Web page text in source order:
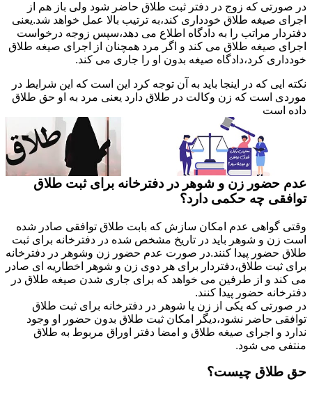
در صورتی که زوج در دفتر ثبت طلاق حاضر شود ولی باز هم از
اجرای صیغه طلاق خودداری کند،به ترتیب بالا عمل خواهد شد.یعنی
دفتردار مراتب را به دادگاه اطلاع می دهد،سپس زوجه درخواست
اجرای صیغه طلاق می کند و اگر مرد همچنان از اجرای صیغه طلاق
خودداری کرد،دادگاه صیغه بدون او را جاری می کند.
نکته ایی که در اینجا باید به آن توجه کرد این است که این شرایط در
موردی است که زن وکالت در طلاق دارد یعنی مرد به او حق طلاق
داده است
عدم حضور زن و شوهر در دفترخانه برای ثبت طلاق
توافقی چه حکمی دارد؟
وقتی گواهی عدم امکان سازش که بابت طلاق توافقی صادر شده
است زن و شوهر باید در تاریخ مشخص شده در دفترخانه برای ثبت
طلاق حضور پیدا کنند.در صورت عدم حضور زن وشوهر در دفترخانه
برای ثبت طلاق،دفتردار برای هر دوی زن و شوهر اخطاریه ای صادر
می کند و از طرفین می خواهد که برای جاری شدن صیغه طلاق در
دفترخانه حضور پیدا کنند.
در صورتی که یکی از زن یا شوهر در دفترخانه برای ثبت طلاق
توافقی حاضر نشود،دیگر امکان ثبت طلاق بدون حضور او وجود
ندارد و اجرای صیغه طلاق و امضا دفتر اوراق مربوط به طلاق
منتفی می شود.
حق طلاق چیست؟